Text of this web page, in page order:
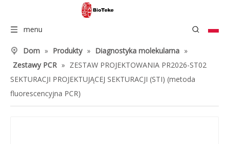
menu
Dom » Produkty » Diagnostyka molekularna »
Zestawy PCR » ZESTAW PROJEKTOWANIA PR2026-ST02
SEKTURACJI PROJEKTUJĄCEJ SEKTURACJI (STI) (metoda
fluorescencyjna PCR)